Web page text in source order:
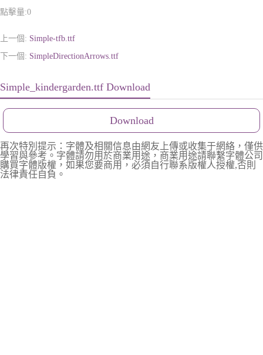
點擊量:0
上一個: Simple-tfb.ttf
下一個: SimpleDirectionArrows.ttf
Simple_kindergarden.ttf Download
Download
再次特別提示：字體及相關信息由網友上傳或收集于網絡，僅供
學習與參考。字體請勿用於商業用途，商業用途請聯繫字體公司
購買字體版權，如果您要商用，必須自行聯系版權人授權,否則
法律責任自負。